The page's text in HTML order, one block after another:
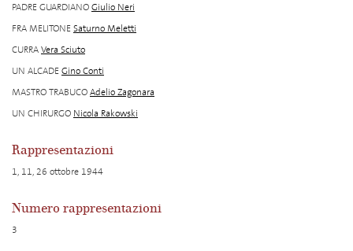
PADRE GUARDIANOGiulio Neri
FRA MELITONESaturno Meletti
CURRAVera Sciuto
UN ALCADEGino Conti
MASTRO TRABUCOAdelio Zagonara
UN CHIRURGO Nicola Rakowski
Rappresentazioni
1, 11, 26 ottobre 1944
Numero rappresentazioni
3